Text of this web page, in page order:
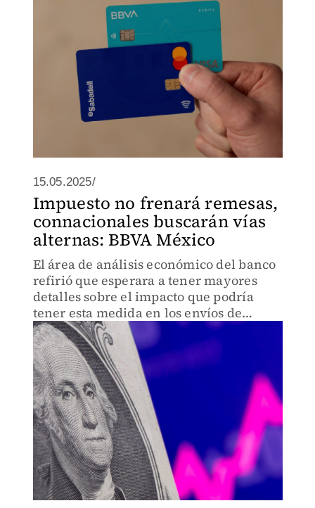
15.05.2025/
Impuesto no frenará remesas,
connacionales buscarán vías
alternas: BBVA México
El área de análisis económico del banco
refirió que esperara a tener mayores
detalles sobre el impacto que podría
tener esta medida en los envíos de
recursos desde EU.